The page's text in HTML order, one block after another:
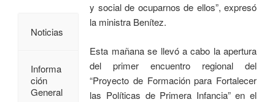
y social de ocuparnos de ellos”, expresó
la ministra Benítez.
Esta mañana se llevó a cabo la apertura
del primer encuentro regional del
“Proyecto de Formación para Fortalecer
las Políticas de Primera Infancia” en el
Noticias
Informa
ción
General